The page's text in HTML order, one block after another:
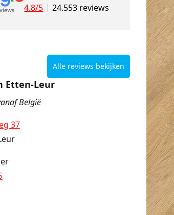
4.8/5 24.553 reviews
Alle reviews bekijken
Etten-Leur
België
37